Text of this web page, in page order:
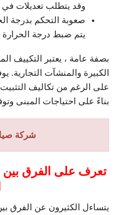
وقد يتطلب تعديلات في
صعوبة التحكم بدرجة
يتم ضبط درجة الحرارة
بصفة عامة ، يعتبر التكييف
الكبيرة والمنشآت التجارية.
على الرغم من تكاليف التثبيت
بناءً على احتياجات المبنى
شركة
تعرف على الفرق بين
يتساءل الكثيرون عن الفرق